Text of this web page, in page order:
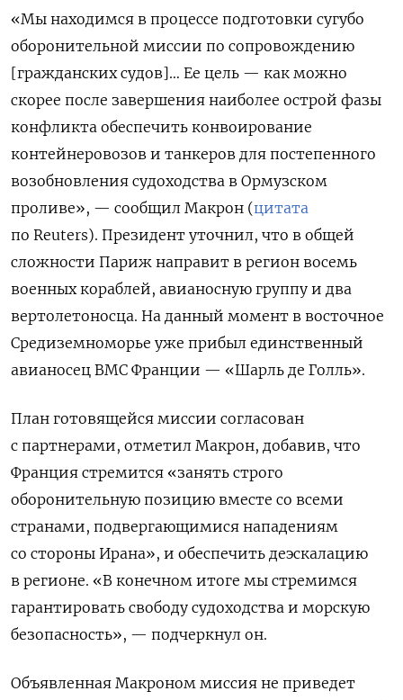
«Мы находимся в процессе подготовки сугубо
оборонительной миссии по сопровождению
[гражданских судов]… Ее цель — как можно
скорее после завершения наиболее острой фазы
конфликта обеспечить конвоирование
контейнеровозов и танкеров для постепенного
возобновления судоходства в Ормузском
проливе», — сообщил Макрон (цитата
по Reuters). Президент уточнил, что в общей
сложности Париж направит в регион восемь
военных кораблей, авианосную группу и два
вертолетоносца. На данный момент в восточное
Средиземноморье уже прибыл единственный
авианосец ВМС Франции — «Шарль де Голль».
План готовящейся миссии согласован
с партнерами, отметил Макрон, добавив, что
Франция стремится «занять строго
оборонительную позицию вместе со всеми
странами, подвергающимися нападениям
со стороны Ирана», и обеспечить деэскалацию
в регионе. «В конечном итоге мы стремимся
гарантировать свободу судоходства и морскую
безопасность», — подчеркнул он.
Объявленная Макроном миссия не приведет